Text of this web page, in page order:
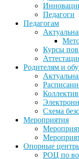
Педагоги
Педагогам
Курсы
Родителям и
Схема
Мероприятия
Опорные
РОЦ по